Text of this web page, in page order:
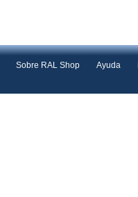
Sobre RAL Shop Ayuda